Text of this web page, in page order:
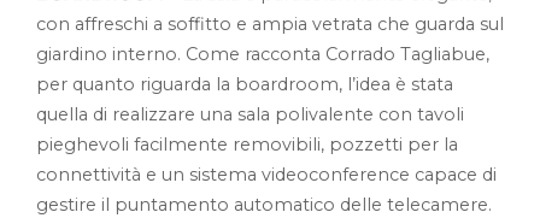
con affreschi a soffitto e ampia vetrata che guarda sul
giardino interno. Come racconta Corrado Tagliabue,
per quanto riguarda la boardroom, l’idea è stata
quella di realizzare una sala polivalente con tavoli
pieghevoli facilmente removibili, pozzetti per la
connettività e un sistema videoconference capace di
gestire il puntamento automatico delle telecamere.